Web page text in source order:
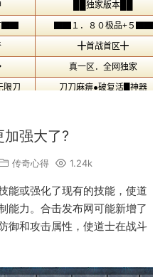
强大了?
传奇心得 1.24k
或强化了现有的技能，使道
能力。合击发布网可能新增了
御和攻击属性，使道士在战斗